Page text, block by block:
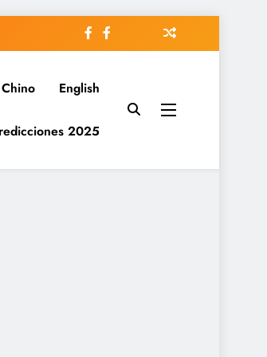
English
2025